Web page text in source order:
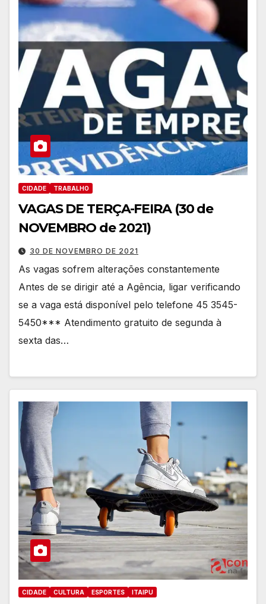
CIDADE TRABALHO
VAGAS DE TERÇA-FEIRA (30 de
NOVEMBRO de 2021)
30 DE NOVEMBRO DE 2021
As vagas sofrem alterações constantemente
Antes de se dirigir até a Agência, ligar verificando
se a vaga está disponível pelo telefone 45 3545-
5450*** Atendimento gratuito de segunda à
sexta das…
CIDADE CULTURA ESPORTES ITAIPU